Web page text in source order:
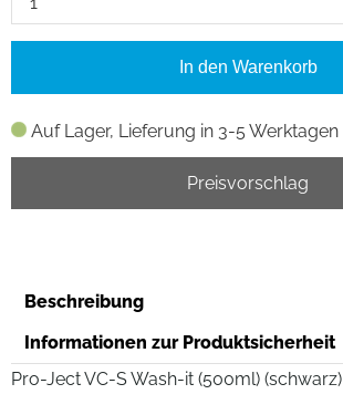
Auf Lager, Lieferung in 3-5 Werktagen
In den Warenkorb
Preisvorschlag
Beschreibung
Informationen zur Produktsicherheit
Pro-Ject VC-S Wash-it (500ml) (schwarz)